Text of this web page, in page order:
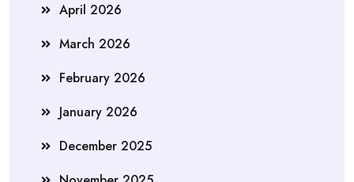
April 2026
March 2026
February 2026
January 2026
December 2025